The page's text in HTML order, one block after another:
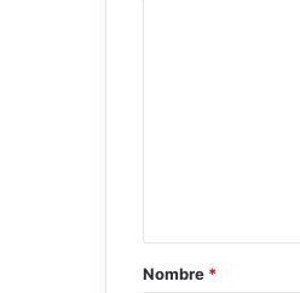
r
Nombre *